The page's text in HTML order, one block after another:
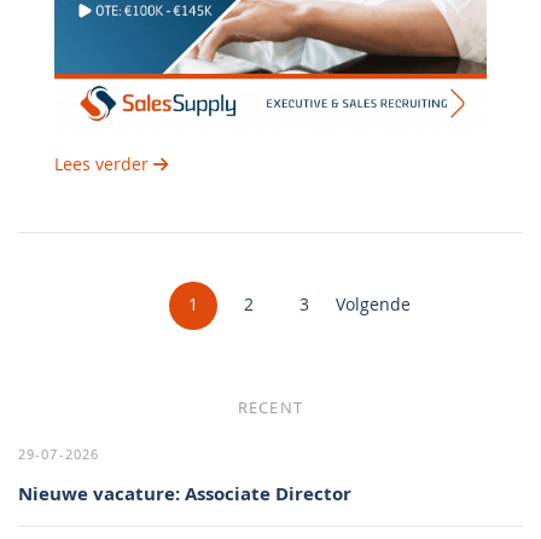
Lees verder
1 2 3 Volgende
RECENT
29-07-2026
Nieuwe vacature: Associate Director